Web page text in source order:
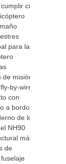
con
para las
misión
by-wire
con
a bordo.
de los
NH90
más
de